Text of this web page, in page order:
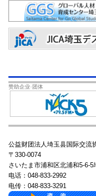
赞助企业·团体
公益财团法人埼玉县国际交流
〒330-0074
さいたま市浦和区北浦和5-6-
电话：048-833-2992
电传：048-833-3291